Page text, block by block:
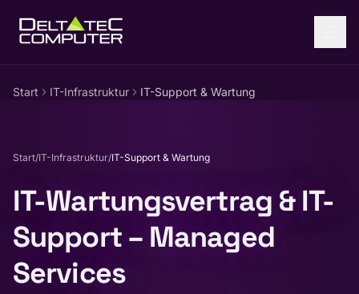
Start IT-Infrastruktur IT-Support & Wartung
Start/IT-Infrastruktur/IT-Support & Wartung
IT-Wartungsvertrag & IT-
Support – Managed
Services